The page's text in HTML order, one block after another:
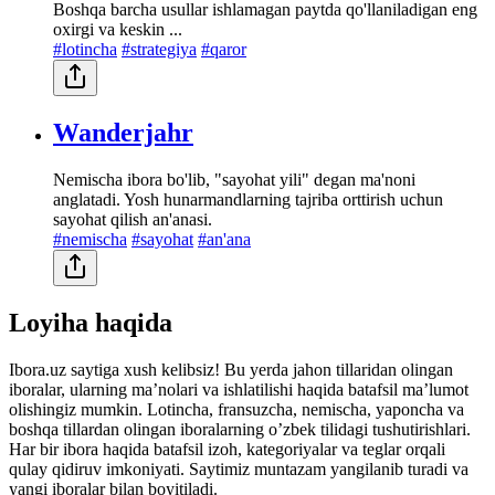
Boshqa barcha usullar ishlamagan paytda qo'llaniladigan eng
oxirgi va keskin ...
#lotincha #strategiya #qaror
Wanderjahr
Nemischa ibora bo'lib, "sayohat yili" degan ma'noni
anglatadi. Yosh hunarmandlarning tajriba orttirish uchun
sayohat qilish an'anasi.
#nemischa #sayohat #an'ana
Loyiha haqida
Ibora.uz saytiga xush kelibsiz! Bu yerda jahon tillaridan olingan
iboralar, ularning maʼnolari va ishlatilishi haqida batafsil maʼlumot
olishingiz mumkin. Lotincha, fransuzcha, nemischa, yaponcha va
boshqa tillardan olingan iboralarning oʼzbek tilidagi tushutirishlari.
Har bir ibora haqida batafsil izoh, kategoriyalar va teglar orqali
qulay qidiruv imkoniyati. Saytimiz muntazam yangilanib turadi va
yangi iboralar bilan boyitiladi.